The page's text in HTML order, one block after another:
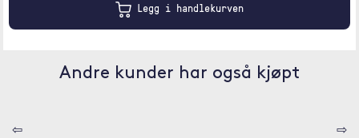
Legg i handlekurven
Andre kunder har også kjøpt
⇦ ⇨